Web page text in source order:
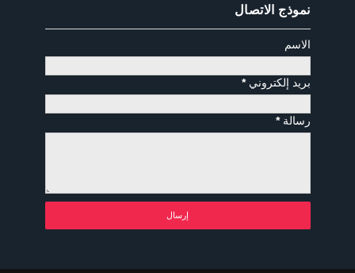
نموذج الاتصال
الاسم
بريد إلكتروني*
رسالة*